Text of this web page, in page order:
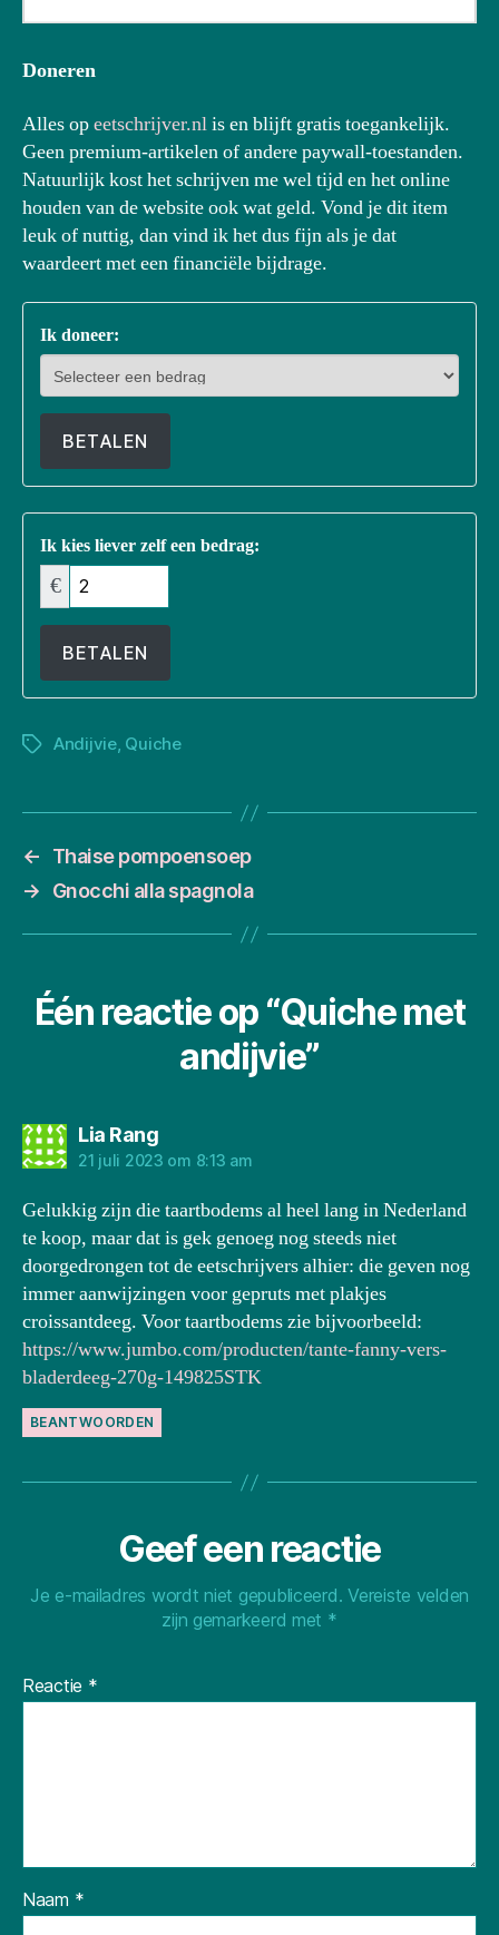
Doneren
Alles opeetschrijver.nlis en blijft gratis toegankelijk.
Geen premium-artikelen of andere paywall-toestanden.
Natuurlijk kost het schrijven me wel tijd en het online
houden van de website ook wat geld. Vond je dit item
leuk of nuttig, dan vind ik het dus fijn als je dat
waardeert met een financiële bijdrage.
Ik doneer:
BETALEN
Ik kies liever zelf een bedrag:
€
BETALEN
TagsAndijvie, Quiche
←
Thaise pompoensoep
→
Gnocchi alla spagnola
Één reactie op “Quiche met
andijvie”
Lia Rangzegt:
21 juli 2023 om 8:13 am
Gelukkig zijn die taartbodems al heel lang in Nederland
te koop, maar dat is gek genoeg nog steeds niet
doorgedrongen tot de eetschrijvers alhier: die geven nog
immer aanwijzingen voor gepruts met plakjes
croissantdeeg. Voor taartbodems zie bijvoorbeeld:
https://www.jumbo.com/producten/tante-fanny-vers-
bladerdeeg-270g-149825STK
BEANTWOORDEN
Geef een reactie
Je e-mailadres wordt niet gepubliceerd. Vereiste velden
zijn gemarkeerd met *
Reactie *
Naam *